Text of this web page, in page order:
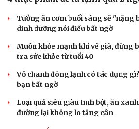
Tưởng ăn cơm buổi sáng sẽ "nặng
dinh dưỡng nói điều bất ngờ
Muốn khỏe mạnh khi về già, đừng
tra sức khỏe từ tuổi 40
Vỏ chanh đông lạnh có tác dụng
bạn bất ngờ
Loại quả siêu giàu tinh bột, ăn
đường lại không lo tăng cân